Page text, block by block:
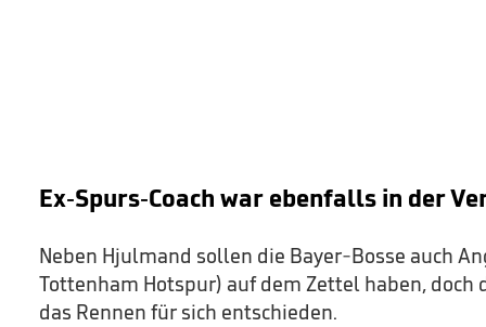
Ex-Spurs-Coach war ebenfalls in der
Neben Hjulmand sollen die Bayer-Bosse auch
Tottenham Hotspur) auf dem Zettel haben, doch
das Rennen für sich entschieden.